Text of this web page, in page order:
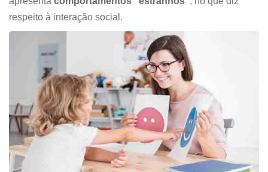
respeito à interação social.